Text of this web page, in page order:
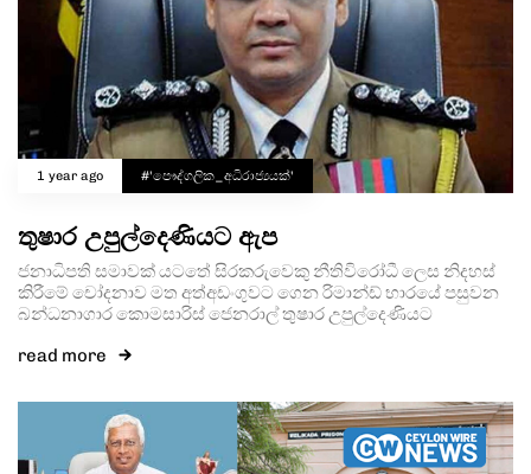
1 year ago #'පෞද්ගලික_අධිරාජ්‍යයක්'
තුෂාර උපුල්දෙණියට ඇප
ජනාධිපති සමාවක් යටතේ සිරකරුවෙකු නීතිවිරෝධී ලෙස නිදහස්
කිරීමේ චෝදනාව මත අත්අඩංගුවට ගෙන රිමාන්ඩ් භාරයේ පසුවන
බන්ධනාගාර කොමසාරිස් ජෙනරාල් තුෂාර උපුල්දෙණියට
read more